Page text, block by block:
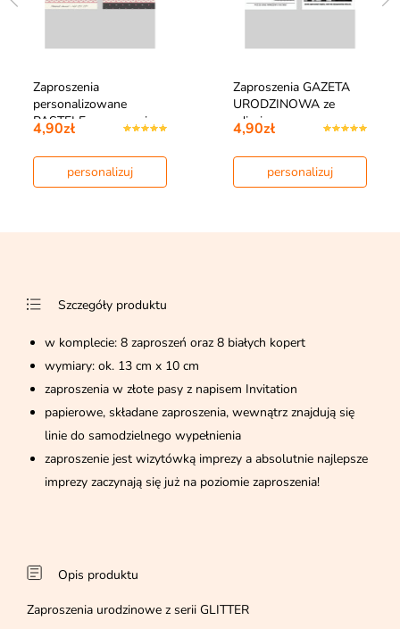
Zaproszenia
personalizowane
PASTELE zaproszenia
na…
4,90zł
personalizuj
Zaproszenia GAZETA
URODZINOWA ze
zdjęciem
4,90zł
personalizuj
Szczegóły produktu
w komplecie: 8 zaproszeń oraz 8 białych kopert
wymiary: ok. 13 cm x 10 cm
zaproszenia w złote pasy z napisem Invitation
papierowe, składane zaproszenia, wewnątrz znajdują się
linie do samodzielnego wypełnienia
zaproszenie jest wizytówką imprezy a absolutnie najlepsze
imprezy zaczynają się już na poziomie zaproszenia!
Opis produktu
Zaproszenia urodzinowe z serii GLITTER